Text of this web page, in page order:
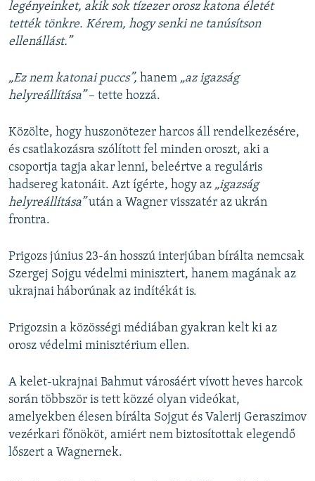
legényeinket, akik sok tízezer orosz katona életét
tették tönkre. Kérem, hogy senki ne tanúsítson
ellenállást.”
„Ez nem katonai puccs”, hanem „az igazság
helyreállítása”– tette hozzá.
Közölte, hogy huszonötezer harcos áll rendelkezésére,
és csatlakozásra szólított fel minden oroszt, aki a
csoportja tagja akar lenni, beleértve a reguláris
hadsereg katonáit. Azt ígérte, hogy az „igazság
helyreállítása”után a Wagner visszatér az ukrán
frontra.
Prigozs június 23-án hosszú interjúban bírálta nemcsak
Szergej Sojgu védelmi minisztert, hanem magának az
ukrajnai háborúnak az indítékát is.
Prigozsin a közösségi médiában gyakran kelt ki az
orosz védelmi minisztérium ellen.
A kelet-ukrajnai Bahmut városáért vívott heves harcok
során többször is tett közzé olyan videókat,
amelyekben élesen bírálta Sojgut és Valerij Geraszimov
vezérkari főnököt, amiért nem biztosítottak elegendő
lőszert a Wagnernek.